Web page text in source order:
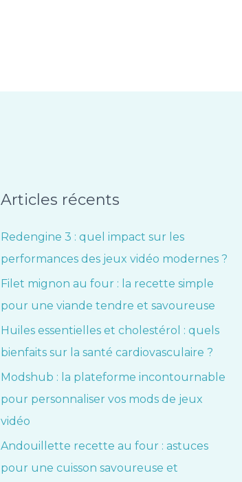
Articles récents
Redengine 3 : quel impact sur les
performances des jeux vidéo modernes ?
Filet mignon au four : la recette simple
pour une viande tendre et savoureuse
Huiles essentielles et cholestérol : quels
bienfaits sur la santé cardiovasculaire ?
Modshub : la plateforme incontournable
pour personnaliser vos mods de jeux
vidéo
Andouillette recette au four : astuces
pour une cuisson savoureuse et